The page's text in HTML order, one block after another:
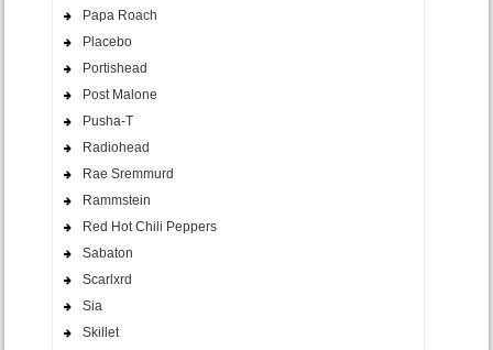
Papa Roach
Placebo
Portishead
Post Malone
Pusha-T
Radiohead
Rae Sremmurd
Rammstein
Red Hot Chili Peppers
Sabaton
Scarlxrd
Sia
Skillet